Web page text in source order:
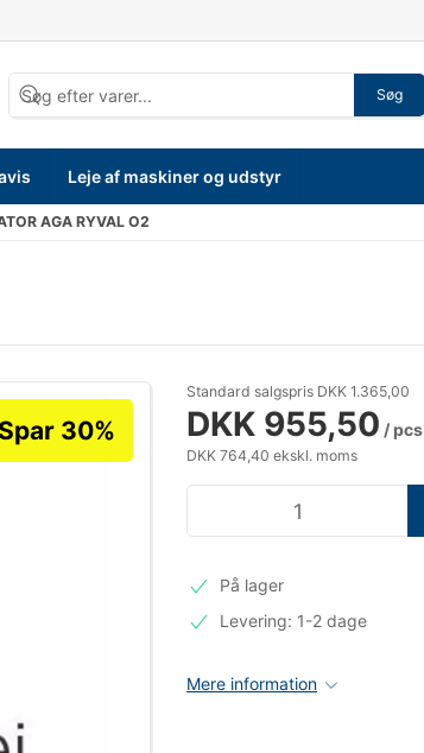
Søg
Leje af maskiner og udstyr
AGA RYVAL O2
Spar 30%
Standard salgspris DKK 1.365,00
DKK 955,50 / pcs
DKK 764,40 ekskl. moms
På lager
Levering: 1-2 dage
Mere information